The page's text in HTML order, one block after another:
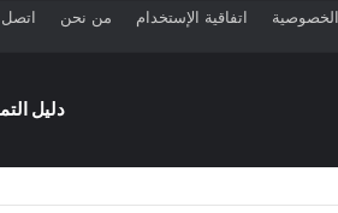
اتفاقية الإستخدام من نحن اتصل
دليل